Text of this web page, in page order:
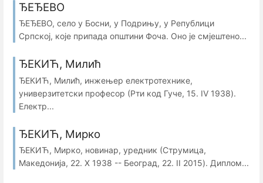
ЂЕЂЕВО
ЂЕЂЕВО, село у Босни, у Подрињу, у Републици
Српској, које припада општини Фоча. Оно је смјештено...
ЂЕКИЋ, Милић
ЂЕКИЋ, Милић, инжењер електротехнике,
универзитетски професор (Рти код Гуче, 15. IV 1938).
Електр...
ЂЕКИЋ, Мирко
ЂЕКИЋ, Мирко, новинар, уредник (Струмица,
Македонија, 22. X 1938 -- Београд, 22. II 2015). Диплом...